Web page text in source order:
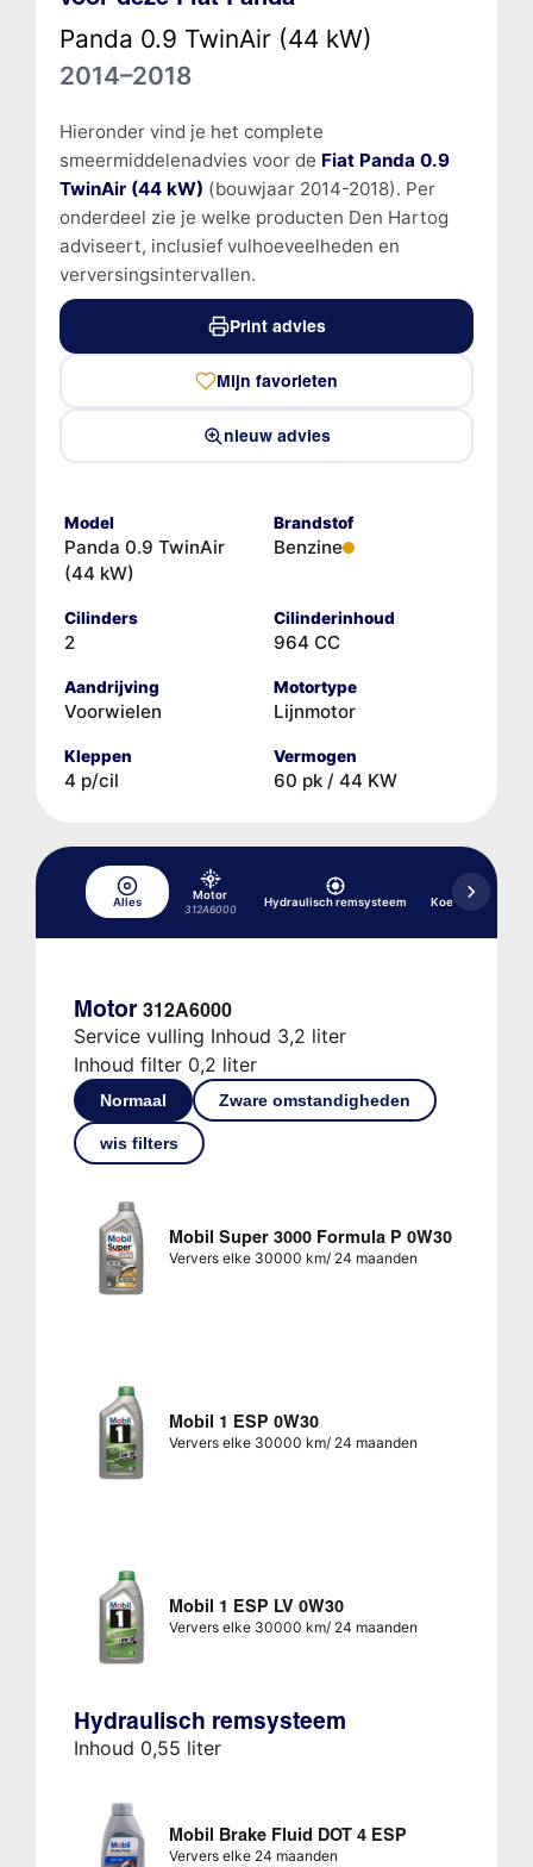
Panda 0.9 TwinAir (44 kW)
2014–2018
Hieronder vind je het complete
smeermiddelenadvies voor de Fiat Panda 0.9
TwinAir (44 kW) (bouwjaar 2014-2018). Per
onderdeel zie je welke producten Den Hartog
adviseert, inclusief vulhoeveelheden en
verversingsintervallen.
Print advies
Mijn favorieten
nieuw advies
Model
Panda 0.9 TwinAir
(44 kW)
Brandstof
Benzine
Cilinders
2
Cilinderinhoud
964 CC
Aandrijving
Voorwielen
Motortype
Lijnmotor
Kleppen
4 p/cil
Vermogen
60 pk / 44 KW
Alles
Motor
312A6000
Hydraulisch remsysteem Koelsysteem
Motor 312A6000
Service vulling Inhoud 3,2 liter
Inhoud filter 0,2 liter
Normaal Zware omstandigheden
wis filters
Mobil Super 3000 Formula P 0W30
Ververs elke 30000 km/ 24 maanden
Mobil 1 ESP 0W30
Ververs elke 30000 km/ 24 maanden
Mobil 1 ESP LV 0W30
Ververs elke 30000 km/ 24 maanden
Hydraulisch remsysteem
Inhoud 0,55 liter
Mobil Brake Fluid DOT 4 ESP
Ververs elke 24 maanden